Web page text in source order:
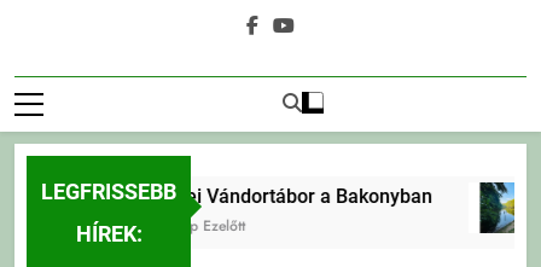
LEGFRISSEBB
HÍREK:
Erdei Vándortábor a Bakonyban
4 Nap Ezelőtt